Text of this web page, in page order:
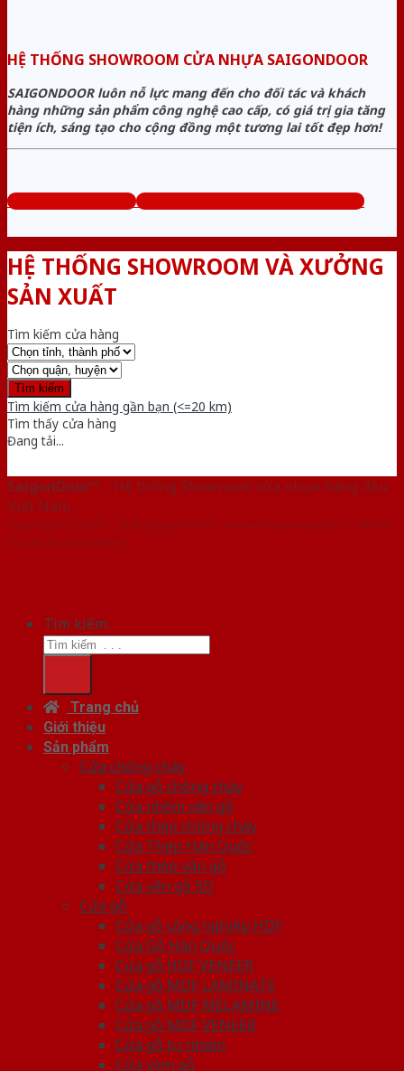
HỆ THỐNG SHOWROOM CỬA NHỰA SAIGONDOOR
SAIGONDOOR luôn nỗ lực mang đến cho đối tác và khách
hàng những sản phẩm công nghệ cao cấp, có giá trị gia tăng
tiện ích, sáng tạo cho cộng đồng một tương lai tốt đẹp hơn!
www.cuanhuago.com Tổng đài tư vấn miễn phí: 0824.400.400
HỆ THỐNG SHOWROOM VÀ XƯỞNG
SẢN XUẤT
Tìm kiếm cửa hàng
Tìm kiếm cửa hàng gần bạn (<=20 km)
Tìm thấy cửa hàng
Đang tải...
SaigonDoor™ - Hệ thống Showroom cửa nhựa hàng đầu
Việt Nam
Copyright ⓒ 2016 – 2026 SaigonDoor™ - www.bancuanhua.com | Đơn vị
chủ quản SaigonDoor
Tìm kiếm:
Trang chủ
Giới thiệu
Sản phẩm
Cửa chống cháy
Cửa gỗ chống cháy
Cửa nhôm vân gỗ
Cửa thép chống cháy
Cửa Thép Hàn Quốc
Cửa thép vân gỗ
Cửa vân gỗ 5D
Cửa gỗ
Cửa gỗ công nghiệp HDF
Cửa Gỗ Hàn Quốc
Cửa gỗ HDF VENEER
Cửa gỗ MDF LAMINATE
Cửa gỗ MDF MELAMINE
Cửa gỗ MDF VENEER
Cửa gỗ tự nhiên
Cửa vòm gỗ